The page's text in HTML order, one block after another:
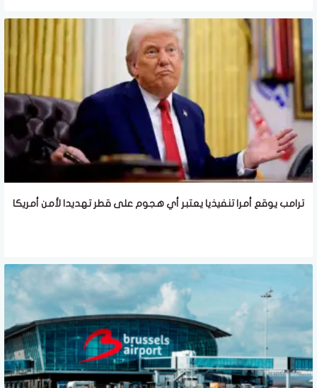
ترامب يوقع أمرا تنفيذيا يعتبر أي هجوم على قطر تهديدا لأمن أمريكا